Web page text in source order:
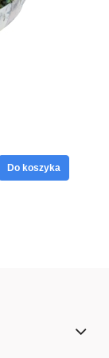
Do koszyka